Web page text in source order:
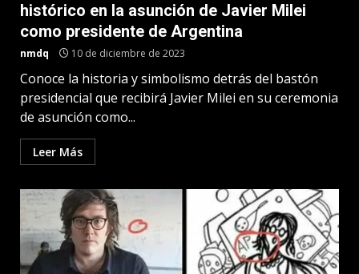
histórico en la asunción de Javier Milei
como presidente de Argentina
nmdq 10 de diciembre de 2023
Conoce la historia y simbolismo detrás del bastón
presidencial que recibirá Javier Milei en su ceremonia
de asunción como...
Leer Más